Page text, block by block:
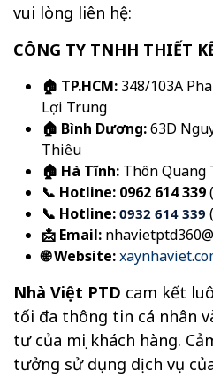
vui lòng liên hệ:
CÔNG TY TNHH THIẾT
🏠 TP.HCM: 348/103A
Lợi Trung
🏠 Bình Dương:63D
Thiêu
🏠 Hà Tĩnh: Thôn Quang
📞 Hotline: 0962 614 339
📞 Hotline: 0932 614 339
📩 Email:
🌐 Website:
Nhà Việt PTD cam kết
tối đa thông tin cá nhân
tư của mọi khách hàng.
tưởng sử dụng dịch vụ